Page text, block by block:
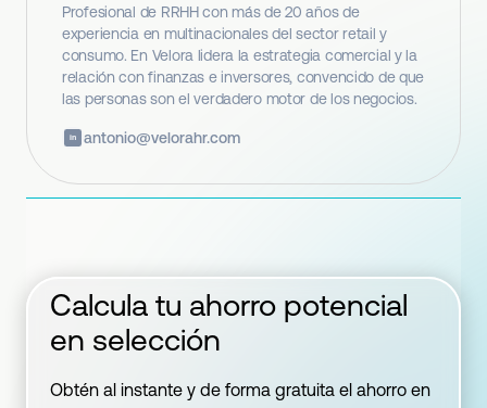
Profesional de RRHH con más de 20 años de
experiencia en multinacionales del sector retail y
consumo. En Velora lidera la estrategia comercial y la
relación con finanzas e inversores, convencido de que
las personas son el verdadero motor de los negocios.
in antonio@velorahr.com
Calcula tu ahorro potencial
en selección
Obtén al instante y de forma gratuita el ahorro en